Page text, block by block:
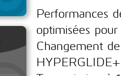
Performances
optimisées
Changement
HYPERGLIDE+